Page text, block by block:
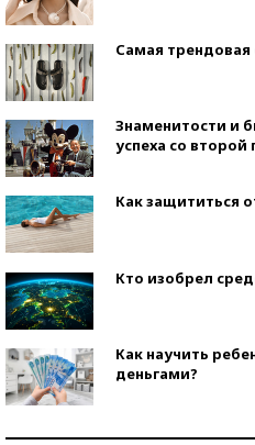
Самая трендовая
Знаменитости и
успеха со второй
Как защититься
Кто изобрел
Как научить
деньгами?